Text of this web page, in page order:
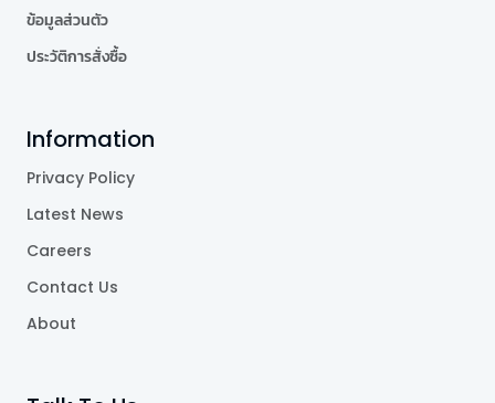
ข้อมูลส่วนตัว
ประวัติการสั่งซื้อ
Information
Privacy Policy
Latest News
Careers
Contact Us
About